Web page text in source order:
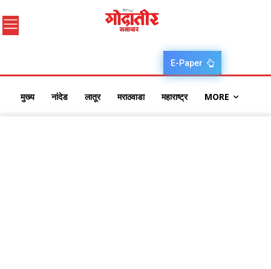
E-Paper
मुख्य नांदेड लातूर मराठवाडा महाराष्ट्र MORE